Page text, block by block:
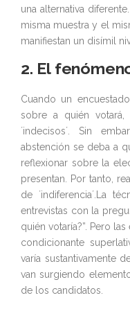
una alternativa
misma muestra y el
manifiestan un disímil
2. El
Cuando un
sobre a quién votará,
´indecisos´. Sin
abstención se deba a
reflexionar sobre la
presentan. Por tanto,
de ´indiferencia´.La
entrevistas con la
quién votaría?”. Pero
condicionante
varía sustantivamente
van surgiendo
de los candidatos.